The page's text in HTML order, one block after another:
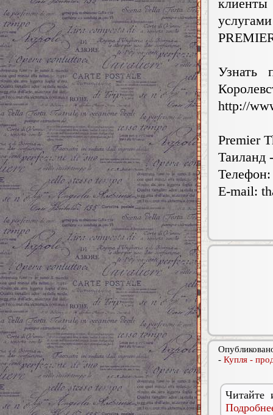
клиенты
Узнать
http://
Premier
Таиланд
E-mail:
- Купля -
Читайте